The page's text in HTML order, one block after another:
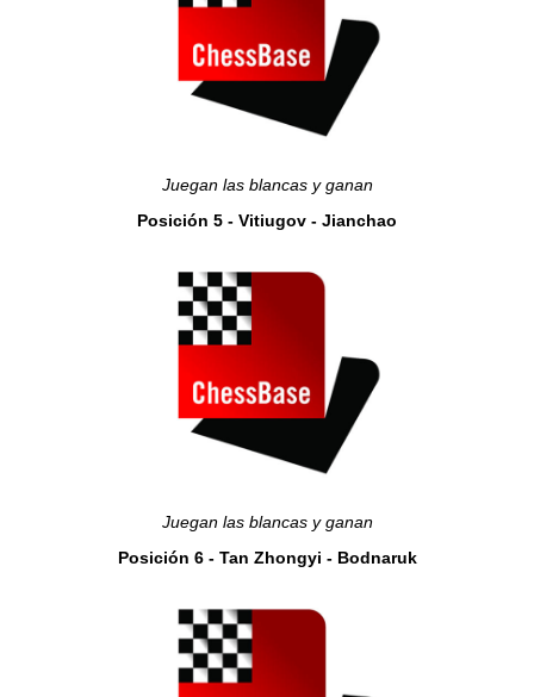
Juegan las blancas y ganan
Posición 5 - Vitiugov - Jianchao
Juegan las blancas y ganan
Posición 6 - Tan Zhongyi - Bodnaruk